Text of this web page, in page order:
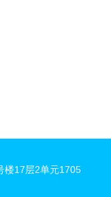
楼17层2单元1705